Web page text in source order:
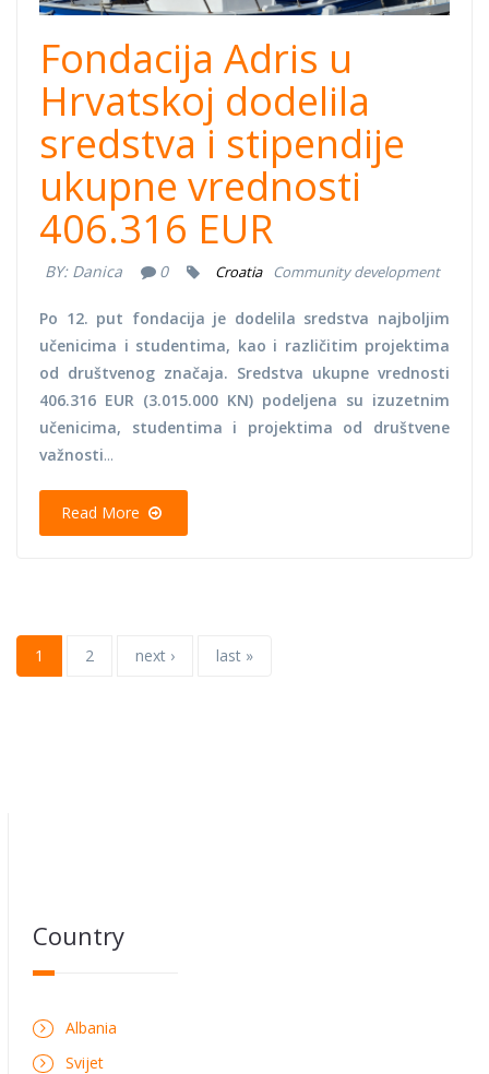
Fondacija Adris u
Hrvatskoj dodelila
sredstva i stipendije
ukupne vrednosti
406.316 EUR
BY: Danica 0 Croatia Community development
Po 12. put fondacija je dodelila sredstva najboljim
učenicima i studentima, kao i različitim projektima
od društvenog značaja. Sredstva ukupne vrednosti
406.316 EUR (3.015.000 KN) podeljena su izuzetnim
učenicima, studentima i projektima od društvene
važnosti...
Read More
1 2 next › last »
Country
Albania
Svijet